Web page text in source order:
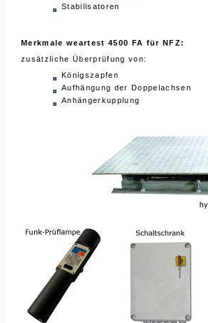
Stabilisatoren
Merkmale weartest 4500 FA für NFZ:
zusätzliche Überprüfung von:
Königszapfen
Aufhängung der Doppelachsen
Anhängerkupplung